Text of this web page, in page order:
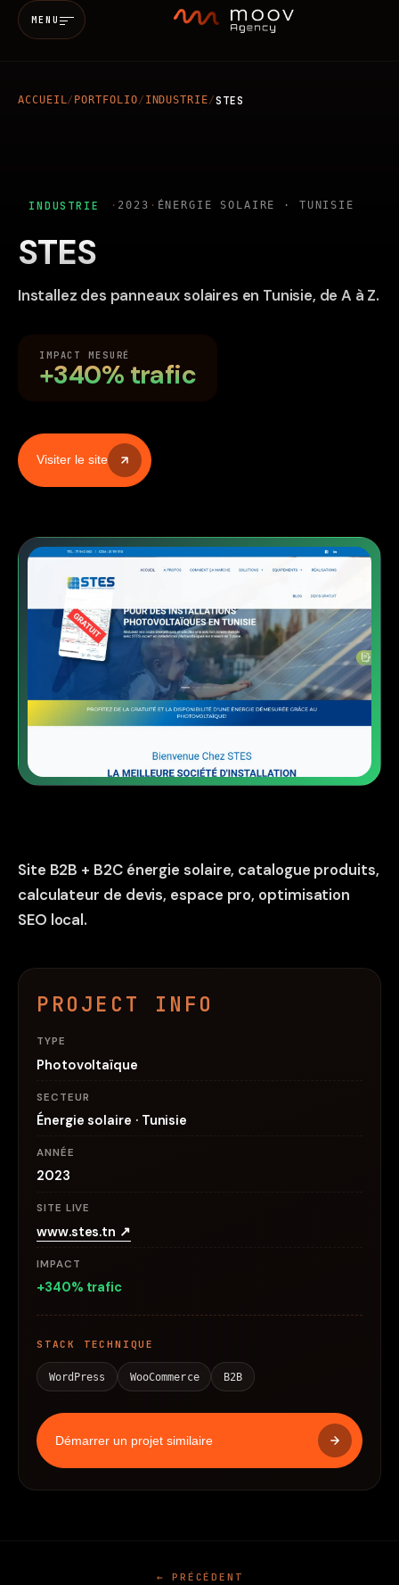
MENU
Accueil
Services
Réalisations
Blog
ACCUEIL/ PORTFOLIO/ INDUSTRIE/STES
INDUSTRIE · 2023 · ÉNERGIE SOLAIRE · TUNISIE
STES
Installez des panneaux solaires en Tunisie, de A à Z.
IMPACT MESURÉ
+340% trafic
Visiter le site
Site B2B + B2C énergie solaire, catalogue produits,
calculateur de devis, espace pro, optimisation
SEO local.
PROJECT INFO
TYPE
Photovoltaïque
SECTEUR
Énergie solaire · Tunisie
ANNÉE
2023
SITE LIVE
www.stes.tn ↗
IMPACT
+340% trafic
STACK TECHNIQUE
WordPress WooCommerce B2B
Démarrer un projet similaire
← PRÉCÉDENT